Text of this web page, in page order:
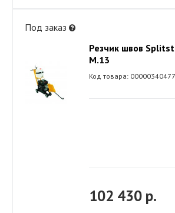
Под заказ
Резчик швов
M.13
Код товара: 00000340477
102 430 р.